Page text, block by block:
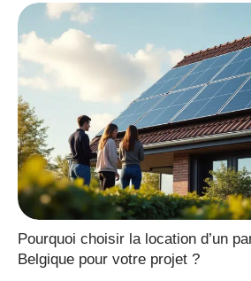
Pourquoi choisir la location d’un
Belgique pour votre projet ?